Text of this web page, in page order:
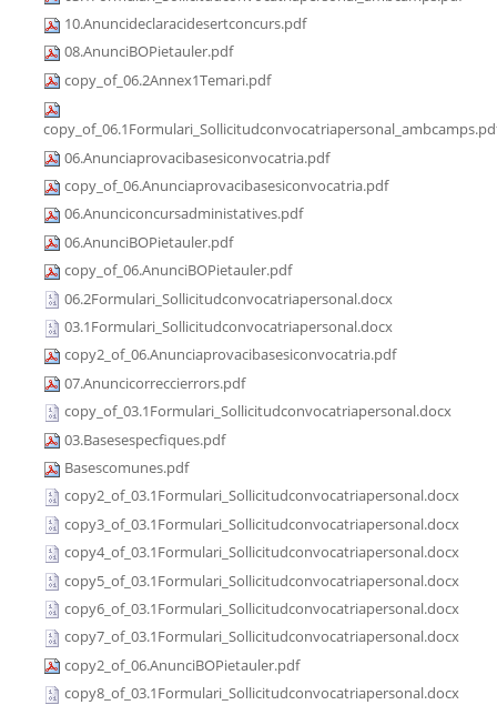
10.Anuncideclaracidesertconcurs.pdf
08.AnunciBOPietauler.pdf
copy_of_06.2Annex1Temari.pdf
06.Anunciaprovacibasesiconvocatria.pdf
copy_of_06.Anunciaprovacibasesiconvocatria.pdf
06.Anunciconcursadministatives.pdf
06.AnunciBOPietauler.pdf
copy_of_06.AnunciBOPietauler.pdf
06.2Formulari_Sollicitudconvocatriapersonal.docx
03.1Formulari_Sollicitudconvocatriapersonal.docx
copy2_of_06.Anunciaprovacibasesiconvocatria.pdf
07.Anuncicorreccierrors.pdf
copy_of_03.1Formulari_Sollicitudconvocatriapersonal.docx
03.Basesespecfiques.pdf
Basescomunes.pdf
copy2_of_03.1Formulari_Sollicitudconvocatriapersonal.docx
copy3_of_03.1Formulari_Sollicitudconvocatriapersonal.docx
copy4_of_03.1Formulari_Sollicitudconvocatriapersonal.docx
copy5_of_03.1Formulari_Sollicitudconvocatriapersonal.docx
copy6_of_03.1Formulari_Sollicitudconvocatriapersonal.docx
copy7_of_03.1Formulari_Sollicitudconvocatriapersonal.docx
copy2_of_06.AnunciBOPietauler.pdf
copy8_of_03.1Formulari_Sollicitudconvocatriapersonal.docx